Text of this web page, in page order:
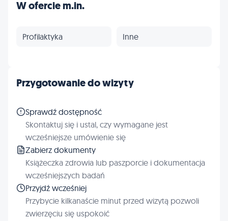
W ofercie m.in.
Profilaktyka Inne
Przygotowanie do wizyty
Sprawdź dostępność
Skontaktuj się i ustal, czy wymagane jest
wcześniejsze umówienie się
Zabierz dokumenty
Książeczka zdrowia lub paszporcie i dokumentacja
wcześniejszych badań
Przyjdź wcześniej
Przybycie kilkanaście minut przed wizytą pozwoli
zwierzęciu się uspokoić